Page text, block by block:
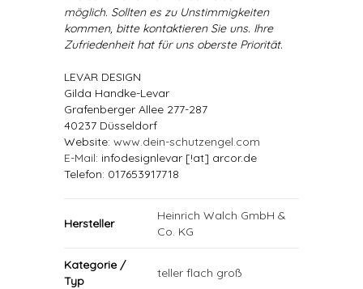
möglich. Sollten es zu Unstimmigkeiten
kommen, bitte kontaktieren Sie uns. Ihre
Zufriedenheit hat für uns oberste Priorität.
LEVAR DESIGN
Gilda Handke-Levar
Grafenberger Allee 277-287
40237 Düsseldorf
Website: www.dein-schutzengel.com
E-Mail: infodesignlevar [!at] arcor.de
Telefon: 017653917718
Hersteller
Heinrich Walch GmbH &
Co. KG
Kategorie /
Typ
teller flach groß